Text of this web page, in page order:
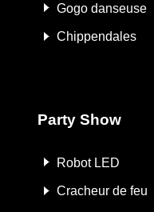
Gogo danseuse
Chippendales
Party Show
Robot LED
Cracheur de feu